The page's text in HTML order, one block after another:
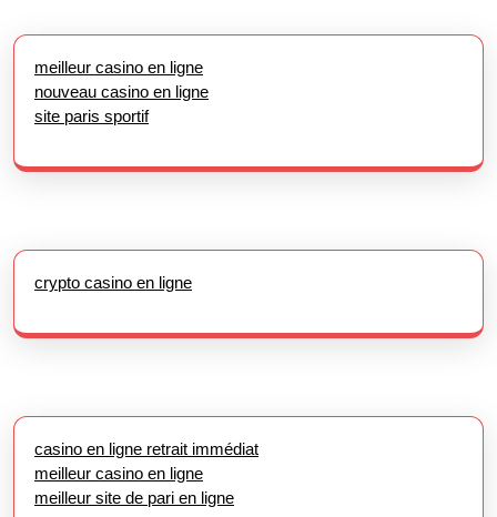
meilleur casino en ligne
nouveau casino en ligne
site paris sportif
crypto casino en ligne
casino en ligne retrait immédiat
meilleur casino en ligne
meilleur site de pari en ligne